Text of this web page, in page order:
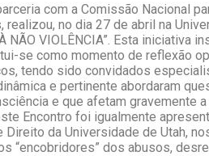
com a Comissão Nacional
no dia 27 de abril na
NÃO VIOLÊNCIA”. Esta iniciativa
se como momento de reflexão
tendo sido convidados
e pertinente abordaram
e que afetam gravemente
Encontro foi igualmente
da Universidade de Utah,
“encobridores” dos abusos,